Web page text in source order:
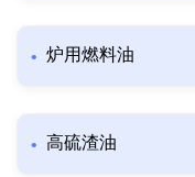
炉用燃料油
高硫渣油